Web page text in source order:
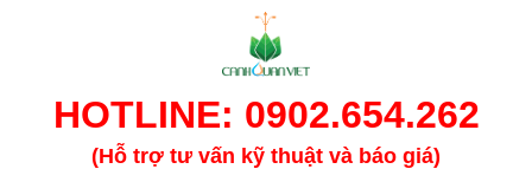
HOTLINE: 0902.654.262
(Hỗ trợ tư vấn kỹ thuật và báo giá)